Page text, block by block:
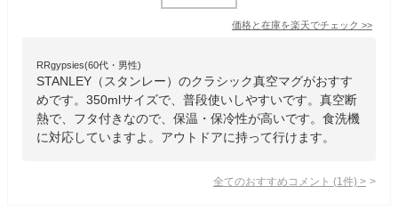
価格と在庫を楽天でチェック >>
RRgypsies(60代・男性)
STANLEY（スタンレー）のクラシック真空マグがおすす
めです。350mlサイズで、普段使いしやすいです。真空断
熱で、フタ付きなので、保温・保冷性が高いです。食洗機
に対応していますよ。アウトドアに持って行けます。
全てのおすすめコメント (1 件) >